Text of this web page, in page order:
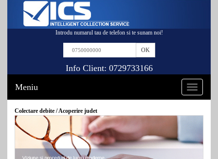
Introdu numarul tau de telefon si te sunam noi!
Info Client: 0729733166
Toggle
navigation
Meniu
Colectare debite / Acoperire judet